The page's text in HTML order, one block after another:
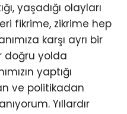
yaşadığı olayları
fikrime, zikrime hep
karşı ayrı bir
doğru yolda
yaptığı
ve politikadan
Yıllardır